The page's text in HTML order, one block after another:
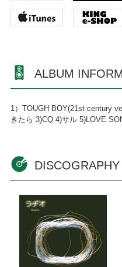
ALBUM
1）TOUGH BOY(21st century
きたら 3)CQ 4)サル 5)LOVE
DISCOGRAPHY